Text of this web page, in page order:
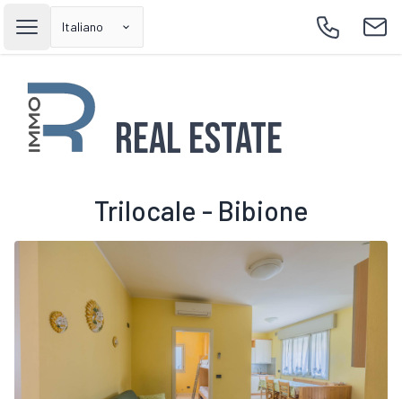
Open main menu
Italiano
Call
Real Estate
Trilocale - Bibione